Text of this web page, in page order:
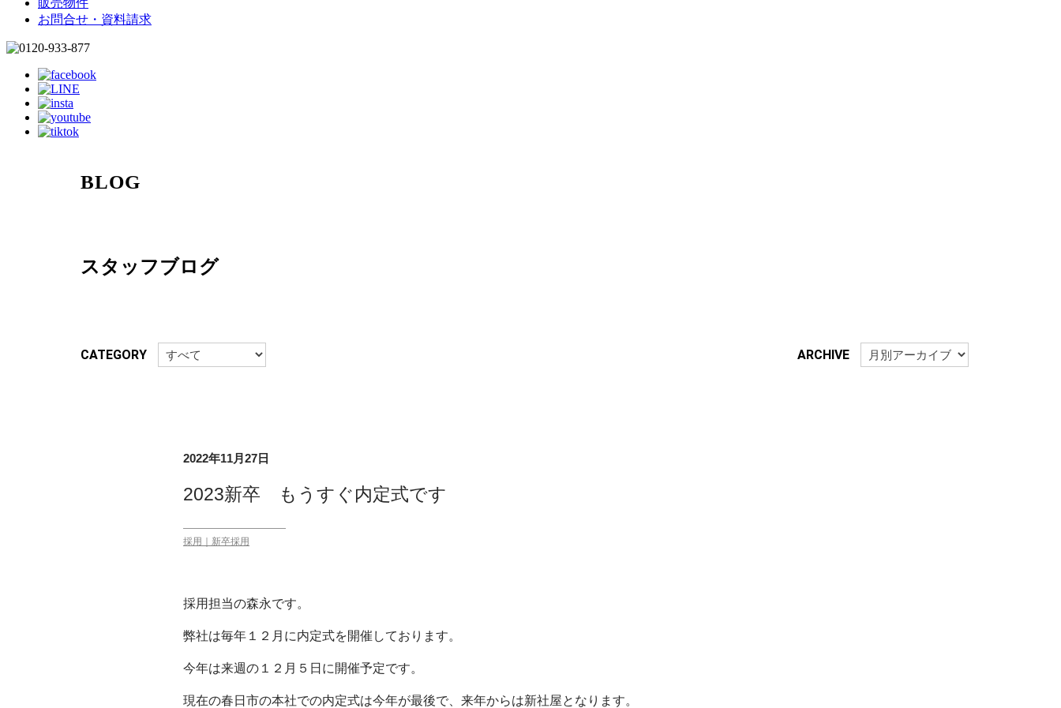
お問合せ・資料請求
BLOG
スタッフブログ
CATEGORY ARCHIVE
2022年11月27日
2023新卒 もうすぐ内定式です
採用｜新卒採用
採用担当の森永です。
弊社は毎年１２月に内定式を開催しております。
今年は来週の１２月５日に開催予定です。
現在の春日市の本社での内定式は今年が最後で、来年からは新社屋となります。